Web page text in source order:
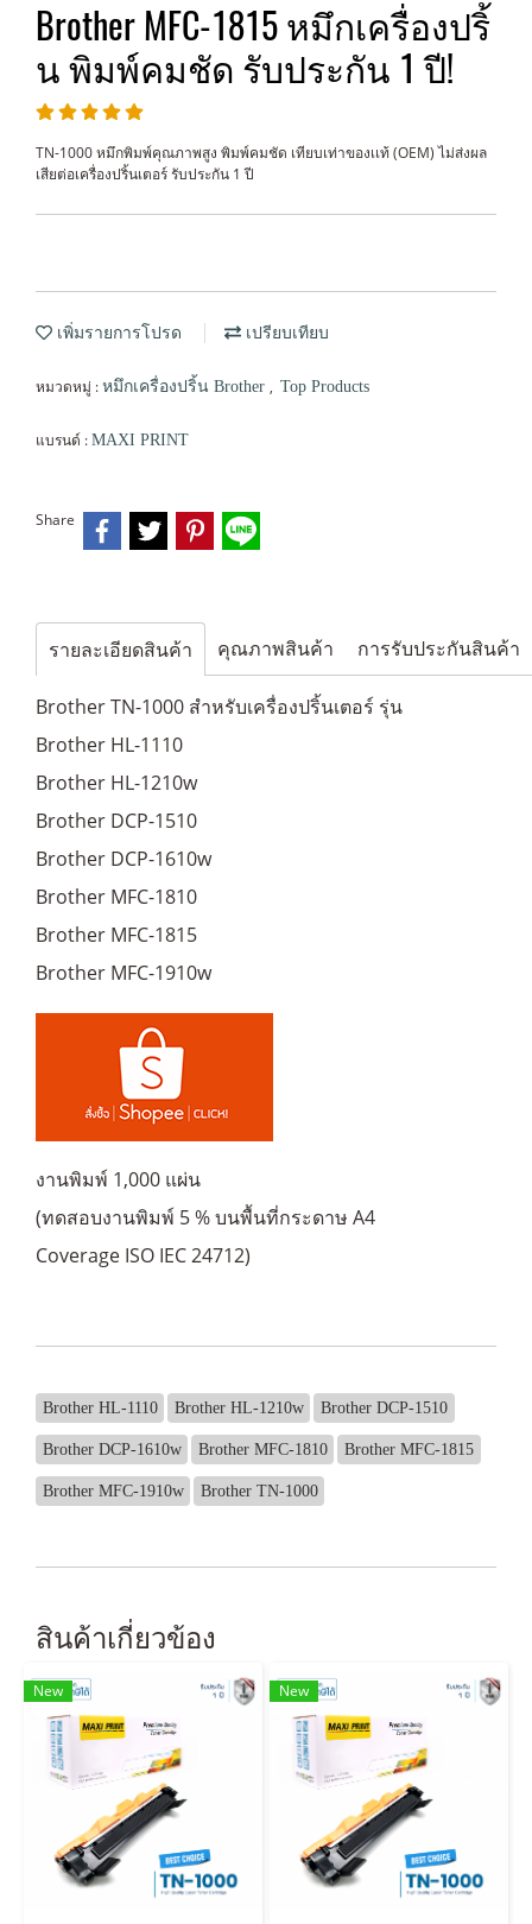
Brother MFC-1815 หมึกเครื่องปริ้
น พิมพ์คมชัด รับประกัน 1 ปี!
TN-1000 หมึกพิมพ์คุณภาพสูง พิมพ์คมชัด เทียบเท่าของเเท้ (OEM) ไม่ส่งผล
เสียต่อเครื่องปริ้นเตอร์ รับประกัน 1 ปี
เพิ่มรายการโปรด เปรียบเทียบ
หมวดหมู่ : หมึกเครื่องปริ้น Brother , Top Products
แบรนด์ : MAXI PRINT
Share
รายละเอียดสินค้า คุณภาพสินค้า การรับประกันสินค้า
Brother TN-1000 สำหรับเครื่องปริ้นเตอร์ รุ่น
Brother HL-1110
Brother HL-1210w
Brother DCP-1510
Brother DCP-1610w
Brother MFC-1810
Brother MFC-1815
Brother MFC-1910w
งานพิมพ์ 1,000 แผ่น
(ทดสอบงานพิมพ์ 5 % บนพื้นที่กระดาษ A4
Coverage ISO IEC 24712)
Brother HL-1110 Brother HL-1210w Brother DCP-1510
Brother DCP-1610w Brother MFC-1810 Brother MFC-1815
Brother MFC-1910w Brother TN-1000
สินค้าเกี่ยวข้อง
New New